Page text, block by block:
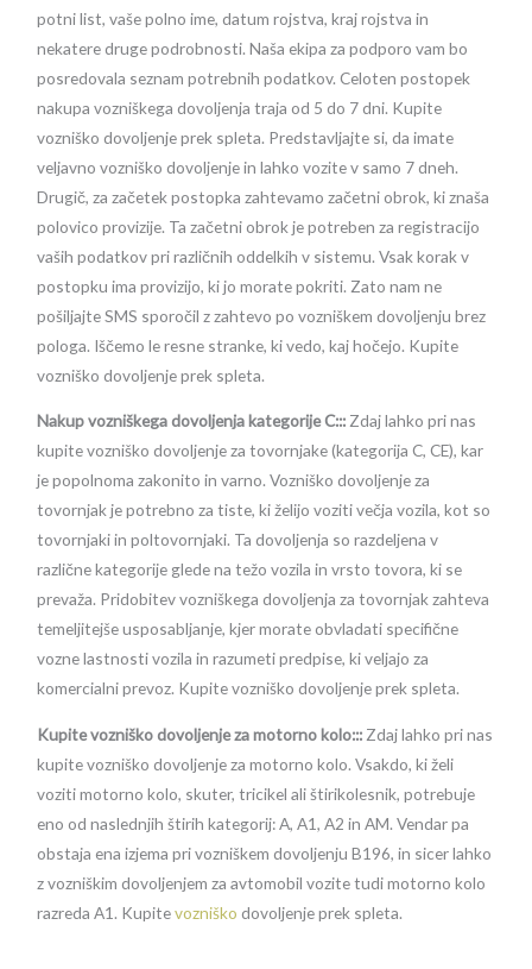
potni list, vaše polno ime, datum rojstva, kraj rojstva in
nekatere druge podrobnosti. Naša ekipa za podporo vam bo
posredovala seznam potrebnih podatkov. Celoten postopek
nakupa vozniškega dovoljenja traja od 5 do 7 dni. Kupite
vozniško dovoljenje prek spleta. Predstavljajte si, da imate
veljavno vozniško dovoljenje in lahko vozite v samo 7 dneh.
Drugič, za začetek postopka zahtevamo začetni obrok, ki znaša
polovico provizije. Ta začetni obrok je potreben za registracijo
vaših podatkov pri različnih oddelkih v sistemu. Vsak korak v
postopku ima provizijo, ki jo morate pokriti. Zato nam ne
pošiljajte SMS sporočil z zahtevo po vozniškem dovoljenju brez
pologa. Iščemo le resne stranke, ki vedo, kaj hočejo. Kupite
vozniško dovoljenje prek spleta.
Nakup vozniškega dovoljenja kategorije C::: Zdaj lahko pri nas
kupite vozniško dovoljenje za tovornjake (kategorija C, CE), kar
je popolnoma zakonito in varno. Vozniško dovoljenje za
tovornjak je potrebno za tiste, ki želijo voziti večja vozila, kot so
tovornjaki in poltovornjaki. Ta dovoljenja so razdeljena v
različne kategorije glede na težo vozila in vrsto tovora, ki se
prevaža. Pridobitev vozniškega dovoljenja za tovornjak zahteva
temeljitejše usposabljanje, kjer morate obvladati specifične
vozne lastnosti vozila in razumeti predpise, ki veljajo za
komercialni prevoz. Kupite vozniško dovoljenje prek spleta.
Kupite vozniško dovoljenje za motorno kolo::: Zdaj lahko pri nas
kupite vozniško dovoljenje za motorno kolo. Vsakdo, ki želi
voziti motorno kolo, skuter, tricikel ali štirikolesnik, potrebuje
eno od naslednjih štirih kategorij: A, A1, A2 in AM. Vendar pa
obstaja ena izjema pri vozniškem dovoljenju B196, in sicer lahko
z vozniškim dovoljenjem za avtomobil vozite tudi motorno kolo
razreda A1. Kupitevozniško dovoljenje prek spleta.